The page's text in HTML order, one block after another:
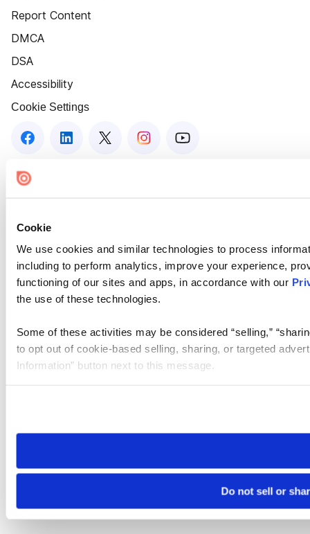
Cookie
We use cookies and similar technologies to process
including to perform analytics, improve your experience,
functioning of our sites and apps, in accordance with our
the use of these technologies.
Some of these activities may be considered “selling,”
to opt out of cookie-based selling, sharing, or targeted
Information” button next to this message.
need to be set again.
Do not sell or
Report Content
DMCA
DSA
Accessibility
Cookie Settings